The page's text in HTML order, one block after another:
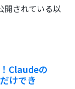
開されている以
Claudeの
けでき